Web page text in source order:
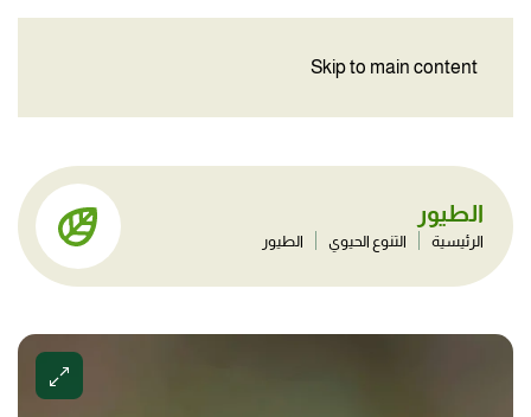
Skip to main content
الطيور
الرئيسية التنوع الحيوي الطيور